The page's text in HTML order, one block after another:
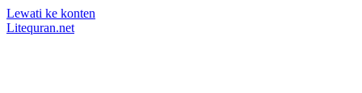
Lewati ke konten
Litequran.net